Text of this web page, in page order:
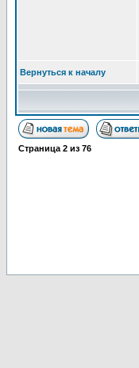
Вернуться к началу
Страница 2 из 76